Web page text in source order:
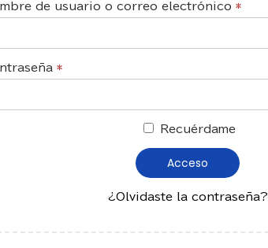
de usuario o correo electrónico *
*
Recuérdame
Acceso
¿Olvidaste la contraseña?